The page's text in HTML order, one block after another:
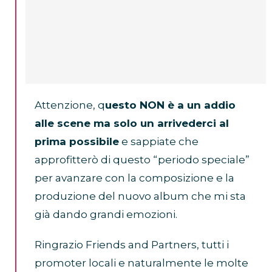
Attenzione, questo NON è a un addio
alle scene ma solo un arrivederci al
prima possibile e sappiate che
approfitterò di questo “periodo speciale”
per avanzare con la composizione e la
produzione del nuovo album che mi sta
già dando grandi emozioni.
Ringrazio Friends and Partners, tutti i
promoter locali e naturalmente le molte